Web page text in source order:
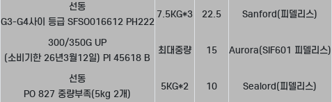
선동
G3-G4사이 등급 SFSO016612 PH222
7.5KG*3 22.5 Sanford(피델리스)
300/350G UP
(소비기한 26년3월12일) PI 45618 B
최대중량 15 Aurora(SIF601 피델리스)
선동
PO 827 중량부족(5kg 2개)
5KG*2 10 Sealord(피델리스)